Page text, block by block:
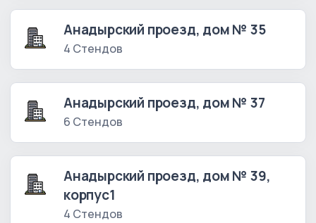
Анадырский проезд, дом № 35
4 Стендов
Анадырский проезд, дом № 37
6 Стендов
Анадырский проезд, дом № 39,
корпус1
4 Стендов